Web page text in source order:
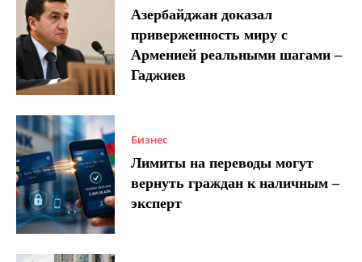
Азербайджан доказал
приверженность миру с
Арменией реальными шагами –
Гаджиев
Бизнес
Лимиты на переводы могут
вернуть граждан к наличным –
эксперт